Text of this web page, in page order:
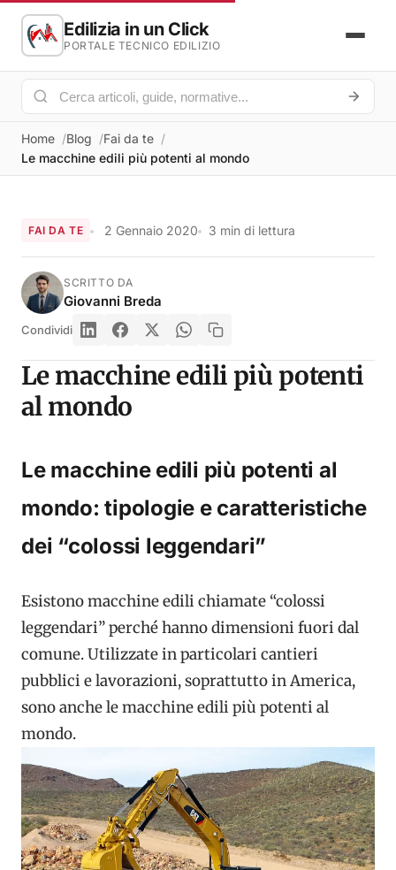
Edilizia in un Click
PORTALE TECNICO EDILIZIO
Home Blog
Fai da te
Le macchine edili più potenti al mondo
FAI DA TE 2 Gennaio 2020 3 min di lettura
SCRITTO DA
Giovanni Breda
Condividi
Le macchine edili più potenti
al mondo
Le macchine edili più potenti al
mondo: tipologie e caratteristiche
dei “colossi leggendari”
Esistono macchine edili chiamate “colossi
leggendari” perché hanno dimensioni fuori dal
comune. Utilizzate in particolari cantieri
pubblici e lavorazioni, soprattutto in America,
sono anche le macchine edili più potenti al
mondo.